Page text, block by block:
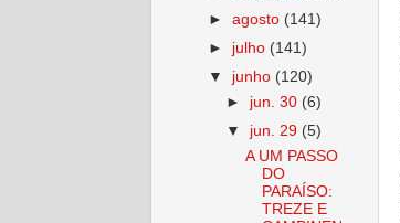
►agosto (141)
► julho (141)
▼ junho (120)
► jun. 30 (6)
▼ jun. 29 (5)
A UM PASSO
DO
PARAÍSO:
TREZE E